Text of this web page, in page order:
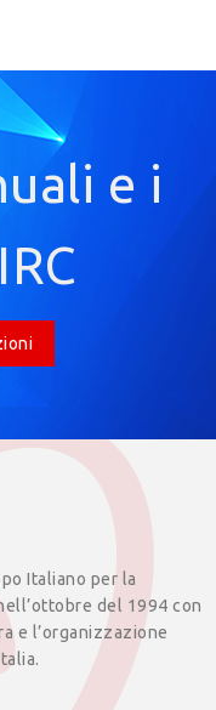
e i
Italiano per la
del 1994 con
e l’organizzazione